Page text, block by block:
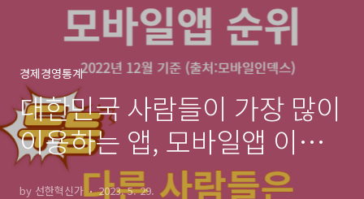
경제경영통계
대한민국 사람들이 가장 많이
이용하는 앱, 모바일앱 이용
통계
by 선한혁신가 2023. 5. 29.